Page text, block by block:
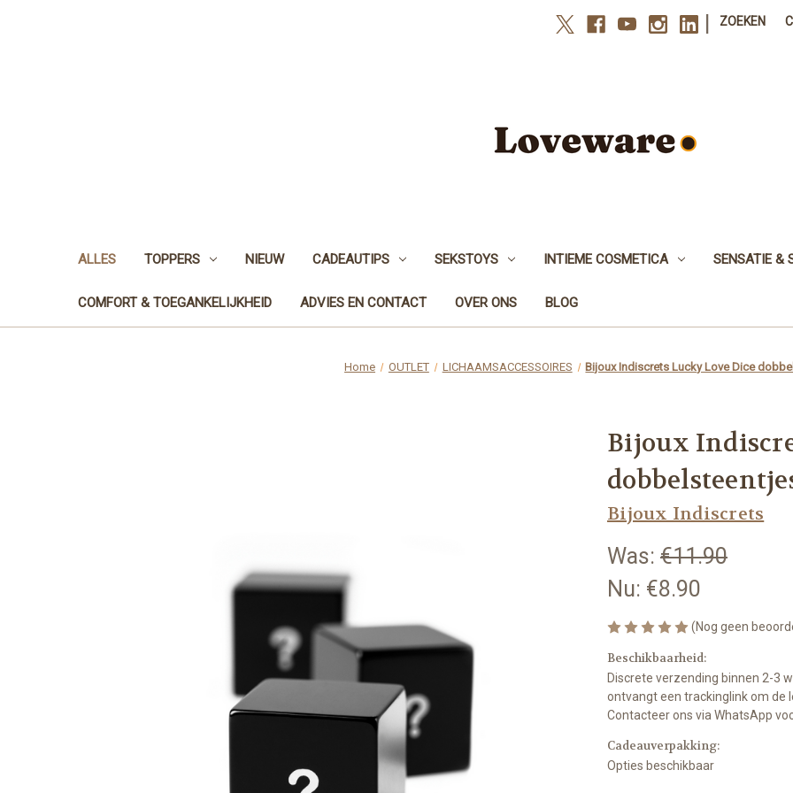
ZOEKEN
ALLES TOPPERS NIEUW CADEAUTIPS SEKSTOYS INTIEME COSMETICA SENSATIE &
COMFORT & TOEGANKELIJKHEID ADVIES EN CONTACT OVER ONS BLOG
Home OUTLET LICHAAMSACCESSOIRES Bijoux Indiscrets Lucky Love Dice
Bijoux
Bijoux Indiscrets
Was: €11.90
Nu: €8.90
(Nog geen
Beschikbaarheid:
Discrete verzending binnen 2-3
ontvangt een trackinglink om de
Contacteer ons via WhatsApp
Cadeauverpakking:
Opties beschikbaar